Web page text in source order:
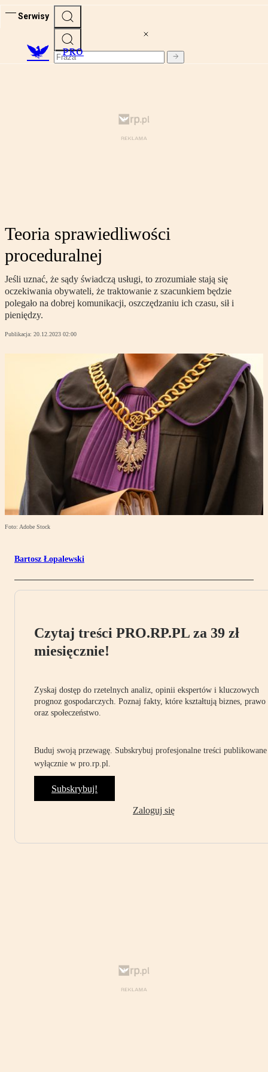
Serwisy
PRO
Teoria sprawiedliwości
proceduralnej
Jeśli uznać, że sądy świadczą usługi, to zrozumiałe stają się
oczekiwania obywateli, że traktowanie z szacunkiem będzie
polegało na dobrej komunikacji, oszczędzaniu ich czasu, sił i
pieniędzy.
Publikacja: 20.12.2023 02:00
Foto: Adobe Stock
Bartosz Łopalewski
Czytaj treści PRO.RP.PL za 39 zł
miesięcznie!
Zyskaj dostęp do rzetelnych analiz, opinii ekspertów i kluczowych
prognoz gospodarczych. Poznaj fakty, które kształtują biznes, prawo
oraz społeczeństwo.
Buduj swoją przewagę. Subskrybuj profesjonalne treści publikowane
wyłącznie w pro.rp.pl.
Subskrybuj!
Zaloguj się